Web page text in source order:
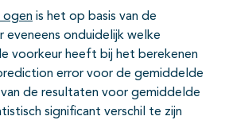
ogen is het op basis van de
eveneens onduidelijk welke
voorkeur heeft bij het berekenen
error voor de gemiddelde
de resultaten voor gemiddelde
significant verschil te zijn